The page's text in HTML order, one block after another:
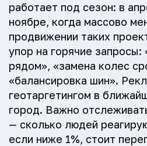
работает под сезон: в
ноябре, когда массово
продвижении таких
упор на горячие
рядом», «замена колес
«балансировка шин».
геотаргетингом в
город. Важно
— сколько людей
если ниже 1%, стоит